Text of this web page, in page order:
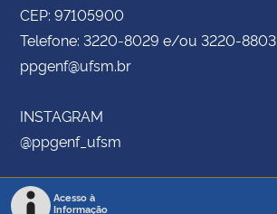
CEP: 97105900
Telefone: 3220-8029 e/ou 3220-8803
ppgenf@ufsm.br
INSTAGRAM
@ppgenf_ufsm
Acesso à
Informação